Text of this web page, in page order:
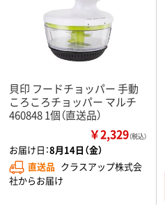
貝印 フードチョッパー 手動
ころころチョッパー マルチ
460848 1個（直送品）
￥2,329（税込）
お届け日：8月14日（金）
直送品 クラスアップ株式会
社からお届け